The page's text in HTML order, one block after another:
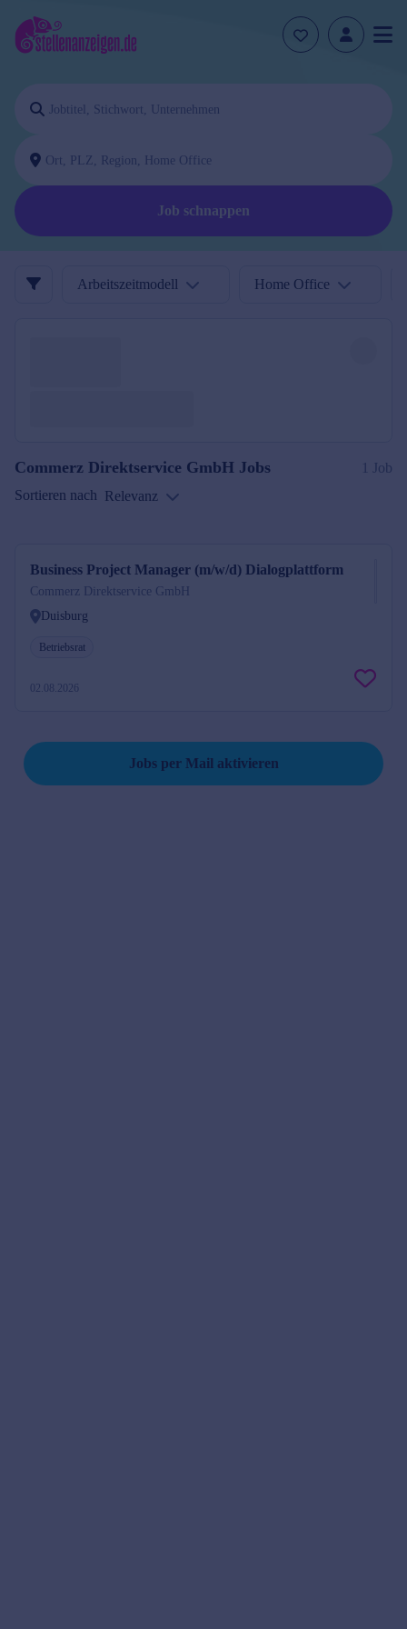
Job schnappen
Arbeitszeitmodell Home Office
Commerz Direktservice GmbH Jobs
1 Job
Sortieren nach Relevanz
Business Project Manager (m/w/d) Dialogplattform
Commerz Direktservice GmbH
Duisburg
Betriebsrat
02.08.2026
Jobs per Mail aktivieren